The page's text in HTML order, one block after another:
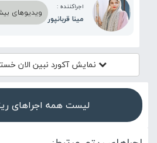
اجراکننده :
مینا قربانپور
ویدیوهای
نمایش آکورد نبین الان
لیست همه اجراهای